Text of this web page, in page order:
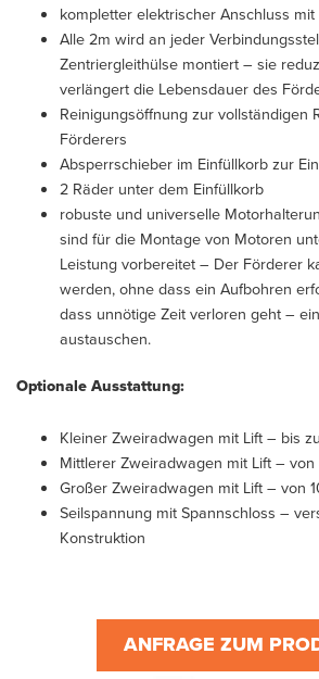
kompletter elektrischer Anschluss
Alle 2m wird an jeder
Zentriergleithülse montiert – sie
verlängert die Lebensdauer des
Reinigungsöffnung zur vollständigen
Förderers
Absperrschieber im Einfüllkorb zur
2 Räder unter dem Einfüllkorb
robuste und universelle
sind für die Montage von Motoren
Leistung vorbereitet – Der Förderer
werden, ohne dass ein Aufbohren
dass unnötige Zeit verloren geht –
austauschen.
Optionale Ausstattung:
Kleiner Zweiradwagen mit Lift – bis
Mittlerer Zweiradwagen mit Lift – von
Großer Zweiradwagen mit Lift – von
Seilspannung mit Spannschloss –
Konstruktion
ANFRAGE ZUM